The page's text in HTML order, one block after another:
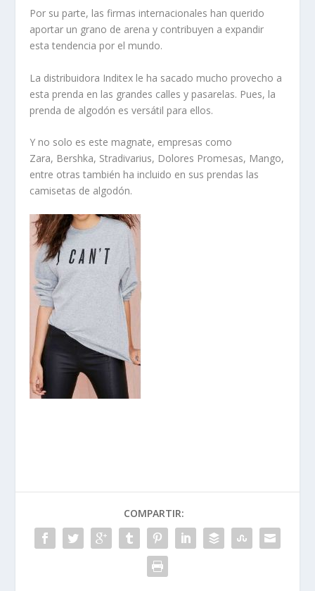
Por su parte, las firmas internacionales han querido
aportar un grano de arena y contribuyen a expandir
esta tendencia por el mundo.
La distribuidora Inditex le ha sacado mucho provecho a
esta prenda en las grandes calles y pasarelas. Pues, la
prenda de algodón es versátil para ellos.
Y no solo es este magnate, empresas como
Zara, Bershka, Stradivarius, Dolores Promesas, Mango,
entre otras también ha incluido en sus prendas las
camisetas de algodón.
COMPARTIR: